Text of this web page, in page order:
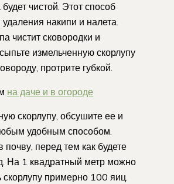
будет чистой. Этот способ
накипи и налета.
чистит сковородки и
измельченную скорлупу
протрите губкой.
на даче и в огороде
скорлупу, обсушите ее и
удобным способом.
почву, перед тем как будете
На 1 квадратный метр можно
скорлупу примерно 100 яиц.